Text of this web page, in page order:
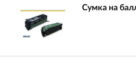
Сумка на